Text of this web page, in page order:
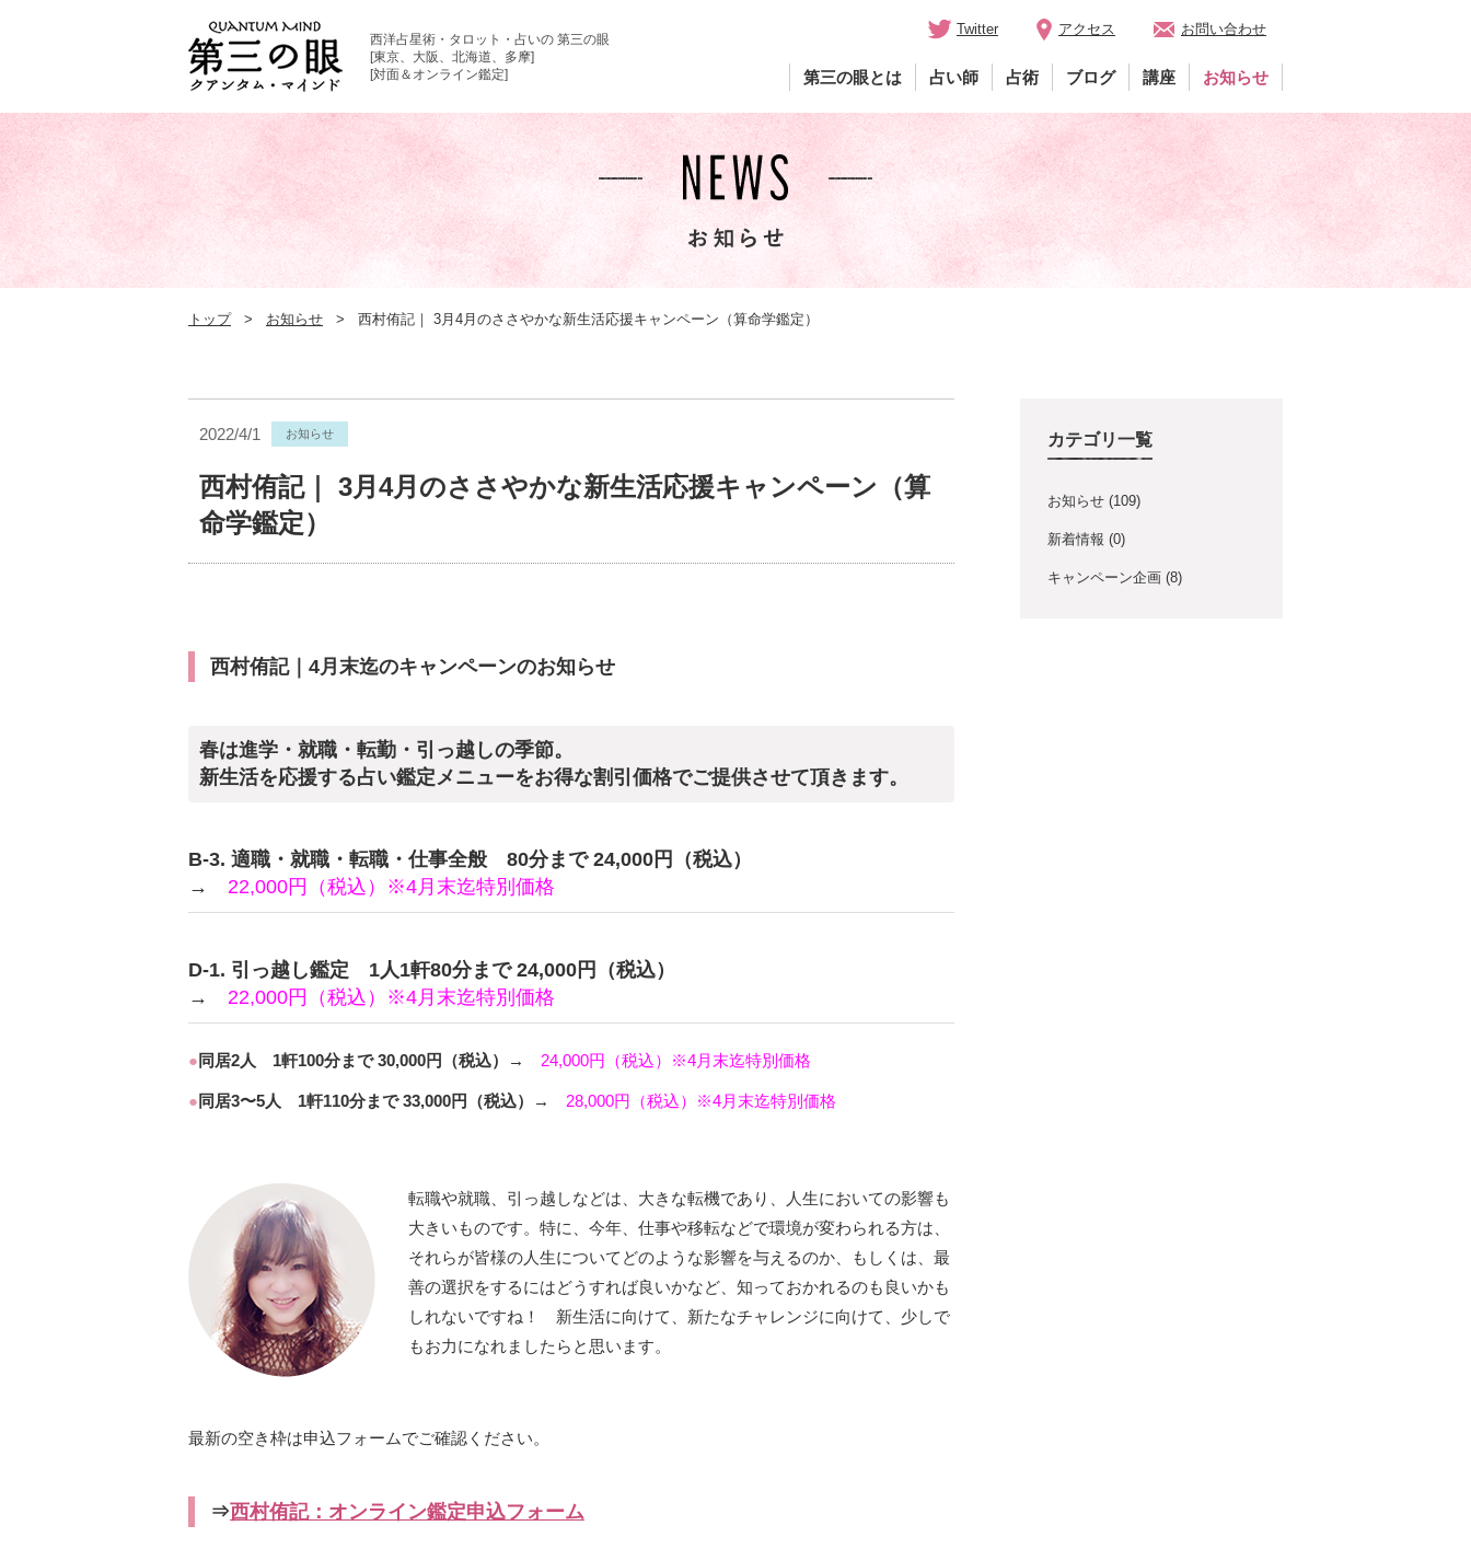
西洋占星術・タロット・占いの 第三の眼
[東京、大阪、北海道、多摩]
[対面＆オンライン鑑定]
Twitter アクセス お問い合わせ
第三の眼とは 占い師 占術 ブログ 講座 お知らせ
トップ お知らせ 西村侑記｜ 3月4月のささやかな新生活応援キャンペーン（算命学鑑定）
2022/4/1 お知らせ
西村侑記｜ 3月4月のささやかな新生活応援キャンペーン（算
命学鑑定）
西村侑記｜4月末迄のキャンペーンのお知らせ
春は進学・就職・転勤・引っ越しの季節。
新生活を応援する占い鑑定メニューをお得な割引価格でご提供させて頂きます。
B-3. 適職・就職・転職・仕事全般 80分まで 24,000円（税込）
→ 22,000円（税込）※4月末迄特別価格
D-1. 引っ越し鑑定 1人1軒80分まで 24,000円（税込）
→ 22,000円（税込）※4月末迄特別価格
同居2人 1軒100分まで 30,000円（税込）→ 24,000円（税込）※4月末迄特別価格
同居3〜5人 1軒110分まで 33,000円（税込）→ 28,000円（税込）※4月末迄特別価格
転職や就職、引っ越しなどは、大きな転機であり、人生においての影響も
大きいものです。特に、今年、仕事や移転などで環境が変わられる方は、
それらが皆様の人生についてどのような影響を与えるのか、もしくは、最
善の選択をするにはどうすれば良いかなど、知っておかれるのも良いかも
しれないですね！ 新生活に向けて、新たなチャレンジに向けて、少しで
もお力になれましたらと思います。
最新の空き枠は申込フォームでご確認ください。
⇒西村侑記：オンライン鑑定申込フォーム
カテゴリ一覧
お知らせ (109)
新着情報 (0)
キャンペーン企画 (8)